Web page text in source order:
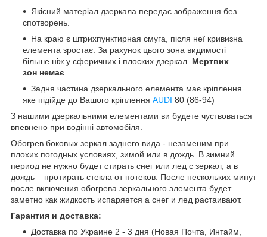
Якісний матеріал дзеркала передає зображення без
спотворень.
На краю є штрихпунктирная смуга, після неї кривизна
елемента зростає. За рахунок цього зона видимості
більше ніж у сферичних і плоских дзеркал. Мертвих
зон немає
Задня частина дзеркального елемента має кріплення
яке підійде до Вашого кріплення AUDI 80 (86-94)
З нашими дзеркальними елементами ви будете чуствоваться
впевнено при водінні автомобіля.
Обогрев боковых зеркал заднего вида - незаменим при
плохих погодных условиях, зимой или в дождь. В зимний
период не нужно будет стирать снег или лед с зеркал, а в
дождь – протирать стекла от потеков. После нескольких минут
после включения обогрева зеркального элемента будет
заметно как жидкость испаряется а снег и лед растаивают.
Гарантия и доставка:
Доставка по Украине 2 - 3 дня (Новая Почта, Интайм,